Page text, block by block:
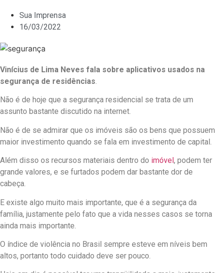
Sua Imprensa
16/03/2022
Vinícius de Lima Neves fala sobre aplicativos usados na
segurança de residências.
Não é de hoje que a segurança residencial se trata de um
assunto bastante discutido na internet.
Não é de se admirar que os imóveis são os bens que possuem
maior investimento quando se fala em investimento de capital.
Além disso os recursos materiais dentro do imóvel , podem ter
grande valores, e se furtados podem dar bastante dor de
cabeça.
E existe algo muito mais importante, que é a segurança da
família, justamente pelo fato que a vida nesses casos se torna
ainda mais importante.
O índice de violência no Brasil sempre esteve em níveis bem
altos, portanto todo cuidado deve ser pouco.